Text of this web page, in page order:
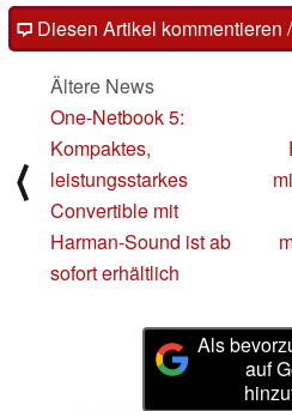
Diesen Artikel kommentieren
⟨
Ältere News
One-Netbook 5:
Kompaktes,
leistungsstarkes
Convertible mit
Harman-Sound ist ab
sofort erhältlich
Als
auf